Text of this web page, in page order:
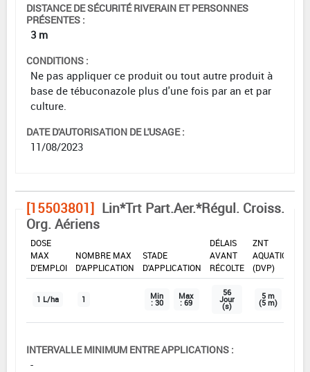
DISTANCE DE SÉCURITÉ RIVERAIN ET PERSONNES
PRÉSENTES :
3 m
CONDITIONS :
Ne pas appliquer ce produit ou tout autre produit à
base de tébuconazole plus d'une fois par an et par
culture.
DATE D'AUTORISATION DE L'USAGE :
11/08/2023
[15503801] Lin*Trt Part.Aer.*Régul. Croiss.
Org. Aériens
DOSE
MAX
D'EMPLOI
NOMBRE MAX
D'APPLICATION
STADE
D'APPLICATION
DÉLAIS
AVANT
RÉCOLTE
ZNT
AQUATIQUE
(DVP)
1 L/ha 1 Min
: 30
Max
: 69
56
Jour
(s)
5 m
(5 m)
INTERVALLE MINIMUM ENTRE APPLICATIONS :
-